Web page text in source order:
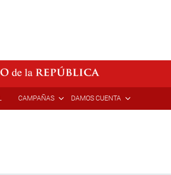
CAMPAÑAS DAMOS CUENTA